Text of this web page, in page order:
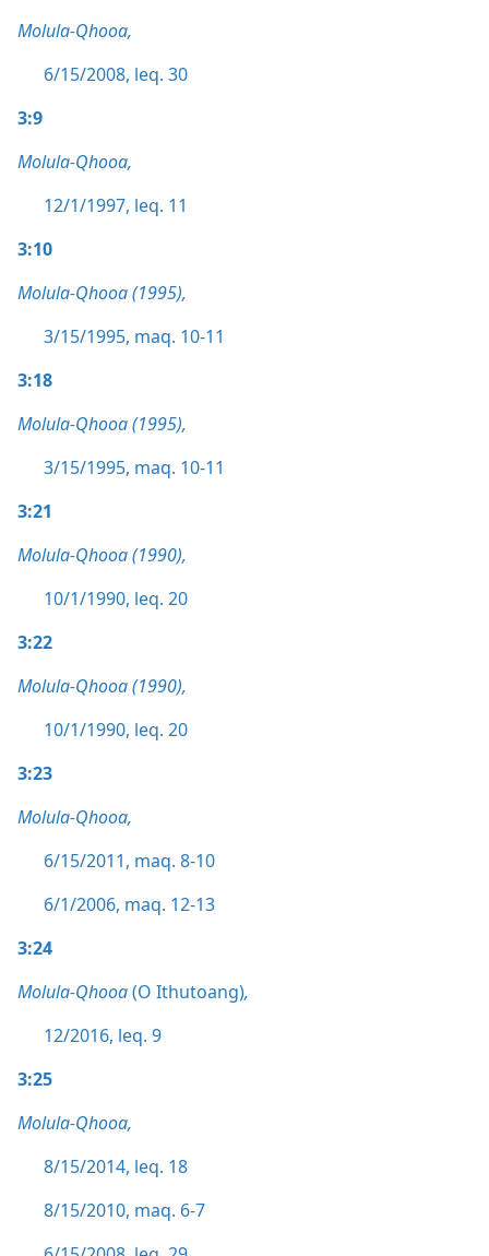
Molula-Qhooa,
6/15/2008, leq. 30
3:9
Molula-Qhooa,
12/1/1997, leq. 11
3:10
Molula-Qhooa (1995),
3/15/1995, maq. 10-11
3:18
Molula-Qhooa (1995),
3/15/1995, maq. 10-11
3:21
Molula-Qhooa (1990),
10/1/1990, leq. 20
3:22
Molula-Qhooa (1990),
10/1/1990, leq. 20
3:23
Molula-Qhooa,
6/15/2011, maq. 8-10
6/1/2006, maq. 12-13
3:24
Molula-Qhooa(O Ithutoang),
12/2016, leq. 9
3:25
Molula-Qhooa,
8/15/2014, leq. 18
8/15/2010, maq. 6-7